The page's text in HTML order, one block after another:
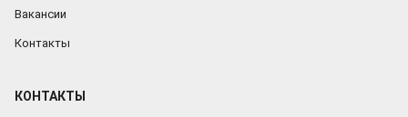
Вакансии
Контакты
КОНТАКТЫ